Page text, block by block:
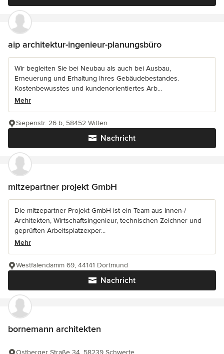
aip architektur-ingenieur-planungsbüro
Wir begleiten Sie bei Neubau als auch bei Ausbau,
Erneuerung und Erhaltung Ihres Gebäudebestandes.
Kostenbewusstes und kundenorientiertes Arb...
Mehr
Nachricht
Siepenstr. 26 b, 58452 Witten
mitzepartner projekt GmbH
Die mitzepartner Projekt GmbH ist ein Team aus Innen-/
Architekten, Wirtschaftsingenieur, technischen Zeichner und
geprüften Arbeitsplatzexper...
Mehr
Nachricht
Westfalendamm 69, 44141 Dortmund
bornemann architekten